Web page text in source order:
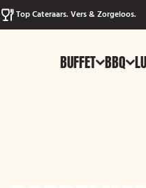
Top Cateraars. Vers & Zorgeloos.
BUFFET BBQ